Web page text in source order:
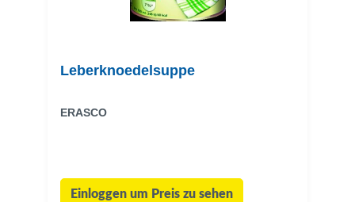
Leberknoedelsuppe
ERASCO
Einloggen um Preis zu sehen